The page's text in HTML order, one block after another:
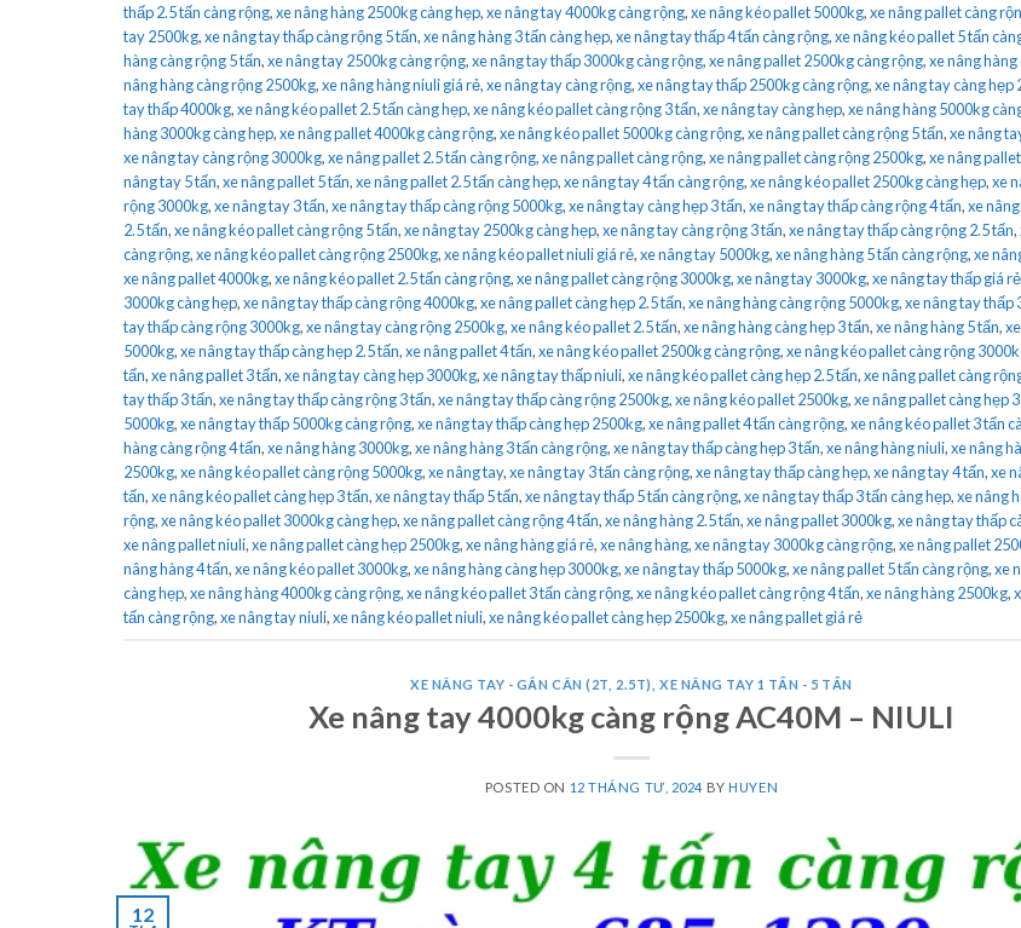
thấp 2.5 tấn càng rộng,xe nâng hàng 2500kg càng hẹp,xe nâng tay 4000kg càng rộng,xe nâng kéo pallet 5000kg,xe nâng pallet càng
tay 2500kg,xe nâng tay thấp càng rộng 5 tấn,xe nâng hàng 3 tấn càng hẹp,xe nâng tay thấp 4 tấn càng rộng,xe nâng kéo pallet 5 tấn
hàng càng rộng 5 tấn,xe nâng tay 2500kg càng rộng,xe nâng tay thấp 3000kg càng rộng,xe nâng pallet 2500kg càng rộng,xe nâng
nâng hàng càng rộng 2500kg,xe nâng hàng niuli giá rẻ,xe nâng tay càng rộng,xe nâng tay thấp 2500kg càng rộng,xe nâng tay càng hẹp
tay thấp 4000kg,xe nâng kéo pallet 2.5 tấn càng hẹp,xe nâng kéo pallet càng rộng 3 tấn,xe nâng tay càng hẹp,xe nâng hàng 5000kg
hàng 3000kg càng hẹp,xe nâng pallet 4000kg càng rộng,xe nâng kéo pallet 5000kg càng rộng,xe nâng pallet càng rộng 5 tấn,xe nâng
xe nâng tay càng rộng 3000kg,xe nâng pallet 2.5 tấn càng rộng,xe nâng pallet càng rộng,xe nâng pallet càng rộng 2500kg,xe nâng
nâng tay 5 tấn,xe nâng pallet 5 tấn,xe nâng pallet 2.5 tấn càng hẹp,xe nâng tay 4 tấn càng rộng,xe nâng kéo pallet 2500kg càng hẹp,xe
rộng 3000kg,xe nâng tay 3 tấn,xe nâng tay thấp càng rộng 5000kg,xe nâng tay càng hẹp 3 tấn,xe nâng tay thấp càng rộng 4 tấn,xe
2.5 tấn,xe nâng kéo pallet càng rộng 5 tấn,xe nâng tay 2500kg càng hẹp,xe nâng tay càng rộng 3 tấn,xe nâng tay thấp càng rộng 2.5 tấn,
càng rộng,xe nâng kéo pallet càng rộng 2500kg,xe nâng kéo pallet niuli giá rẻ,xe nâng tay 5000kg,xe nâng hàng 5 tấn càng rộng,xe
xe nâng pallet 4000kg,xe nâng kéo pallet 2.5 tấn càng rộng,xe nâng pallet càng rộng 3000kg,xe nâng tay 3000kg,xe nâng tay thấp giá rẻ
3000kg càng hẹp,xe nâng tay thấp càng rộng 4000kg,xe nâng pallet càng hẹp 2.5 tấn,xe nâng hàng càng rộng 5000kg,xe nâng tay thấp
tay thấp càng rộng 3000kg,xe nâng tay càng rộng 2500kg,xe nâng kéo pallet 2.5 tấn,xe nâng hàng càng hẹp 3 tấn,xe nâng hàng 5 tấn,
5000kg,xe nâng tay thấp càng hẹp 2.5 tấn,xe nâng pallet 4 tấn,xe nâng kéo pallet 2500kg càng rộng,xe nâng kéo pallet càng rộng
tấn,xe nâng pallet 3 tấn,xe nâng tay càng hẹp 3000kg,xe nâng tay thấp niuli,xe nâng kéo pallet càng hẹp 2.5 tấn,xe nâng pallet càng
tay thấp 3 tấn,xe nâng tay thấp càng rộng 3 tấn,xe nâng tay thấp càng rộng 2500kg,xe nâng kéo pallet 2500kg,xe nâng pallet càng hẹp
5000kg,xe nâng tay thấp 5000kg càng rộng,xe nâng tay thấp càng hẹp 2500kg,xe nâng pallet 4 tấn càng rộng,xe nâng kéo pallet 3 tấn
hàng càng rộng 4 tấn,xe nâng hàng 3000kg,xe nâng hàng 3 tấn càng rộng,xe nâng tay thấp càng hẹp 3 tấn,xe nâng hàng niuli,xe nâng
2500kg,xe nâng kéo pallet càng rộng 5000kg,xe nâng tay,xe nâng tay 3 tấn càng rộng,xe nâng tay thấp càng hẹp,xe nâng tay 4 tấn,xe
tấn,xe nâng kéo pallet càng hẹp 3 tấn,xe nâng tay thấp 5 tấn,xe nâng tay thấp 5 tấn càng rộng,xe nâng tay thấp 3 tấn càng hẹp,xe nâng
rộng,xe nâng kéo pallet 3000kg càng hẹp,xe nâng pallet càng rộng 4 tấn,xe nâng hàng 2.5 tấn,xe nâng pallet 3000kg,xe nâng tay thấp
xe nâng pallet niuli,xe nâng pallet càng hẹp 2500kg,xe nâng hàng giá rẻ,xe nâng hàng,xe nâng tay 3000kg càng rộng,xe nâng pallet
nâng hàng 4 tấn,xe nâng kéo pallet 3000kg,xe nâng hàng càng hẹp 3000kg,xe nâng tay thấp 5000kg,xe nâng pallet 5 tấn càng rộng,xe
càng hẹp,xe nâng hàng 4000kg càng rộng,xe nâng kéo pallet 3 tấn càng rộng,xe nâng kéo pallet càng rộng 4 tấn,xe nâng hàng 2500kg,
tấn càng rộng,xe nâng tay niuli,xe nâng kéo pallet niuli,xe nâng kéo pallet càng hẹp 2500kg,xe nâng pallet giá rẻ
XE NÂNG TAY - GẮN CÂN (2T, 2.5T) ,XE NÂNG TAY 1 TẤN - 5 TẤN
Xe nâng tay 4000kg càng rộng AC40M – NIULI
POSTED ON 12 THÁNG TƯ, 2024 BYHUYEN
12